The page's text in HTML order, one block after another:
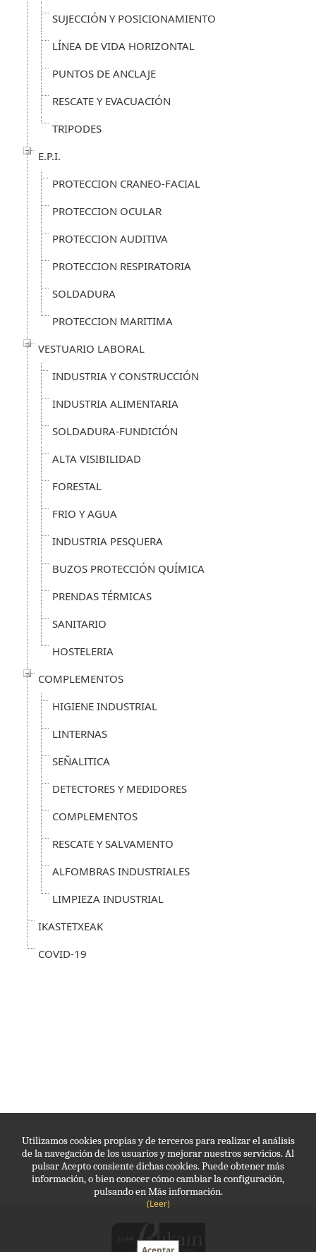
Utilizamos cookies propias y de terceros para realizar el análisis
de la navegación de los usuarios y mejorar nuestros servicios. Al
pulsar Acepto consiente dichas cookies. Puede obtener más
información, o bien conocer cómo cambiar la configuración,
pulsando en Más información.
(Leer)
SUJECCIÓN Y POSICIONAMIENTO
LÍNEA DE VIDA HORIZONTAL
PUNTOS DE ANCLAJE
RESCATE Y EVACUACIÓN
TRIPODES
E.P.I.
PROTECCION CRANEO-FACIAL
PROTECCION OCULAR
PROTECCION AUDITIVA
PROTECCION RESPIRATORIA
SOLDADURA
PROTECCION MARITIMA
VESTUARIO LABORAL
INDUSTRIA Y CONSTRUCCIÓN
INDUSTRIA ALIMENTARIA
SOLDADURA-FUNDICIÓN
ALTA VISIBILIDAD
FORESTAL
FRIO Y AGUA
INDUSTRIA PESQUERA
BUZOS PROTECCIÓN QUÍMICA
PRENDAS TÉRMICAS
SANITARIO
HOSTELERIA
COMPLEMENTOS
HIGIENE INDUSTRIAL
LINTERNAS
SEÑALITICA
DETECTORES Y MEDIDORES
COMPLEMENTOS
RESCATE Y SALVAMENTO
ALFOMBRAS INDUSTRIALES
LIMPIEZA INDUSTRIAL
IKASTETXEAK
COVID-19